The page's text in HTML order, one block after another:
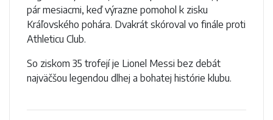
pár mesiacmi, keď výrazne pomohol k zisku
Kráľovského pohára. Dvakrát skóroval vo finále proti
Athleticu Club.
So ziskom 35 trofejí je Lionel Messi bez debát
najväčšou legendou dlhej a bohatej histórie klubu.